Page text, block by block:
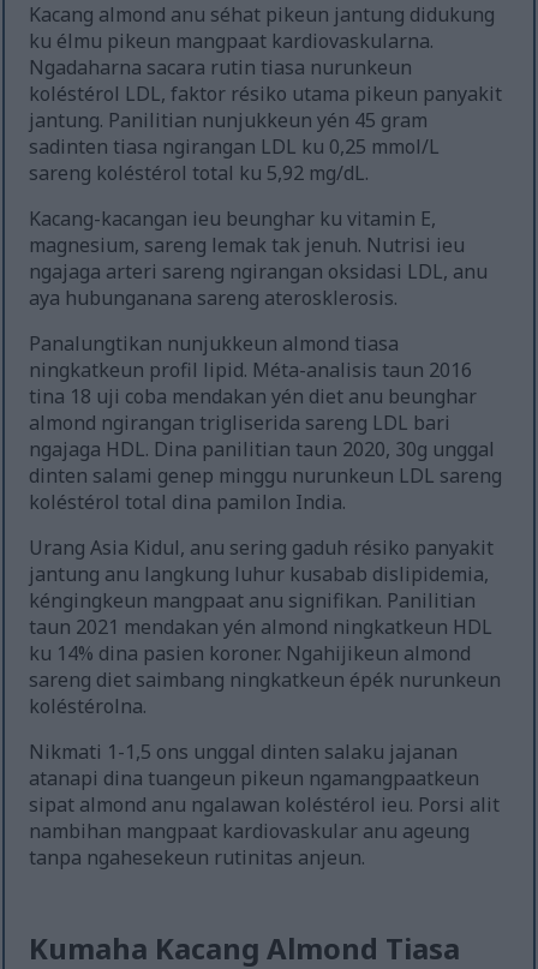
Kacang almond anu séhat pikeun jantung didukung
ku élmu pikeun mangpaat kardiovaskularna.
Ngadaharna sacara rutin tiasa nurunkeun
koléstérol LDL, faktor résiko utama pikeun panyakit
jantung. Panilitian nunjukkeun yén 45 gram
sadinten tiasa ngirangan LDL ku 0,25 mmol/L
sareng koléstérol total ku 5,92 mg/dL.
Kacang-kacangan ieu beunghar ku vitamin E,
magnesium, sareng lemak tak jenuh. Nutrisi ieu
ngajaga arteri sareng ngirangan oksidasi LDL, anu
aya hubunganana sareng aterosklerosis.
Panalungtikan nunjukkeun almond tiasa
ningkatkeun profil lipid. Méta-analisis taun 2016
tina 18 uji coba mendakan yén diet anu beunghar
almond ngirangan trigliserida sareng LDL bari
ngajaga HDL. Dina panilitian taun 2020, 30g unggal
dinten salami genep minggu nurunkeun LDL sareng
koléstérol total dina pamilon India.
Urang Asia Kidul, anu sering gaduh résiko panyakit
jantung anu langkung luhur kusabab dislipidemia,
kéngingkeun mangpaat anu signifikan. Panilitian
taun 2021 mendakan yén almond ningkatkeun HDL
ku 14% dina pasien koroner. Ngahijikeun almond
sareng diet saimbang ningkatkeun épék nurunkeun
koléstérolna.
Nikmati 1-1,5 ons unggal dinten salaku jajanan
atanapi dina tuangeun pikeun ngamangpaatkeun
sipat almond anu ngalawan koléstérol ieu. Porsi alit
nambihan mangpaat kardiovaskular anu ageung
tanpa ngahesekeun rutinitas anjeun.
Kumaha Kacang Almond Tiasa